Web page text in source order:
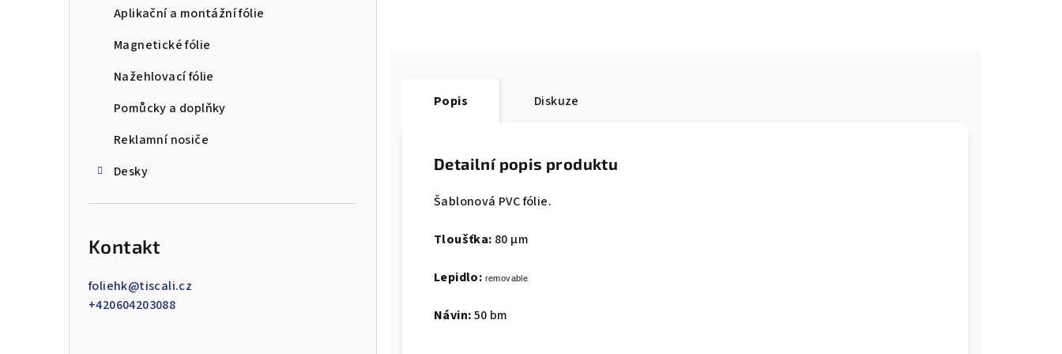
Aplikační a montážní fólie
Magnetické fólie
Nažehlovací fólie
Pomůcky a doplňky
Reklamní nosiče
Desky
Kontakt
foliehk@tiscali.cz
+420604203088
Popis Diskuze
Detailní popis produktu
Šablonová PVC fólie.
Tloušťka: 80 μm
Lepidlo: removable
Návin:50 bm